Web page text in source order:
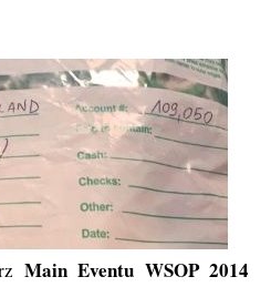
Main Eventu WSOP 2014